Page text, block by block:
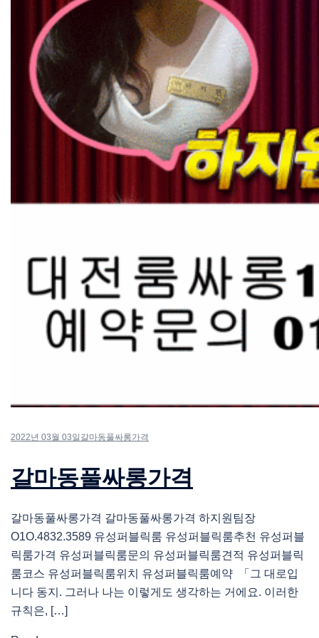
2022년 03월 03일 갈마동풀싸롱가격
갈마동풀싸롱가격
갈마동풀싸롱가격 갈마동풀싸롱가격 하지원팀장
O1O.4832.3589 유성퍼블릭룸 유성퍼블릭룸추천 유성퍼블
릭룸가격 유성퍼블릭룸문의 유성퍼블릭룸견적 유성퍼블릭
룸코스 유성퍼블릭룸위치 유성퍼블릭룸예약 「그 대로입
니다 동지. 그러나 나는 이렇게도 생각하는 거에요. 이러한
규칙은, […]